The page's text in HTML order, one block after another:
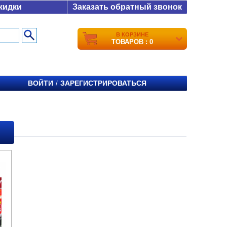
Заказать обратный звонок
В КОРЗИНЕ
ТОВАРОВ : 0
ВОЙТИ / ЗАРЕГИСТРИРОВАТЬСЯ